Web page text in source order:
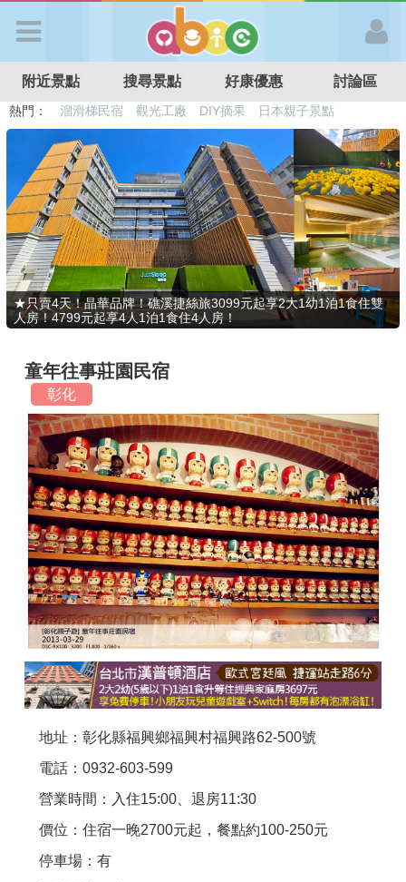
APP登入
首 頁
搜尋景點
好康優惠
最新消息
最新留言
商家合作
推薦景點
討論區
聯絡我們
APP下載
附近景點 搜尋景點 好康優惠 討論區
熱門： 溜滑梯民宿 觀光工廠 DIY摘果
日本親子景點
特色遊戲場
親子住房優惠 台北親子餐廳 溫泉泡湯SPA
★只賣4天！晶華品牌！礁溪捷絲旅3099元起享2大1幼1泊1食住雙
人房！4799元起享4人1泊1食住4人房！
童年往事莊園民宿
彰化
地址：彰化縣福興鄉福興村福興路62-500號
電話：0932-603-599
營業時間：入住15:00、退房11:30
價位：住宿一晚2700元起，餐點約100-250元
停車場：有